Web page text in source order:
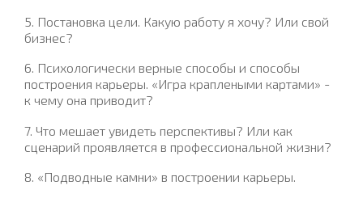
5. Постановка цели. Какую работу я хочу? Или свой
бизнес?
6. Психологически верные способы и способы
построения карьеры. «Игра краплеными картами» -
к чему она приводит?
7. Что мешает увидеть перспективы? Или как
сценарий проявляется в профессиональной жизни?
8. «Подводные камни» в построении карьеры.